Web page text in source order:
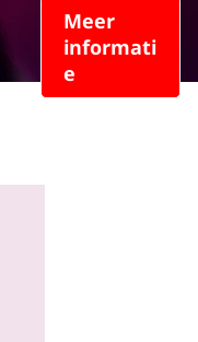
Meer
informati
e